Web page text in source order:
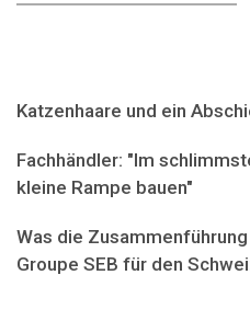
Katzenhaare und ein
Fachhändler: "Im
kleine Rampe bauen"
Was die
Groupe SEB für den